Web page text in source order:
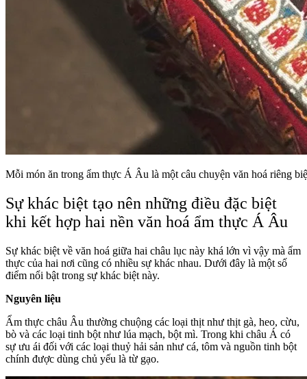
Mỗi món ăn trong ẩm thực Á Âu là một câu chuyện văn hoá riêng
Sự khác biệt tạo nên những điều đặc biệt
khi kết hợp hai nền văn hoá ẩm thực Á Âu
Sự khác biệt về văn hoá giữa hai châu lục này khá lớn vì vậy mà ẩm
thực của hai nơi cũng có nhiều sự khác nhau. Dưới đây là một số
điểm nổi bật trong sự khác biệt này.
Nguyên liệu
Ẩm thực châu Âu thường chuộng các loại thịt như thịt gà, heo, cừu,
bò và các loại tinh bột như lúa mạch, bột mì. Trong khi châu Á có
sự ưu ái đối với các loại thuỷ hải sản như cá, tôm và nguồn tinh bột
chính được dùng chủ yếu là từ gạo.